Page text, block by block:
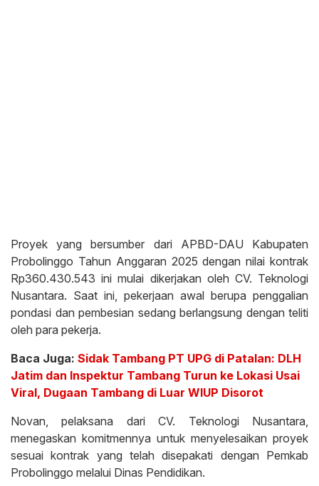
Proyek yang bersumber dari APBD-DAU Kabupaten
Probolinggo Tahun Anggaran 2025 dengan nilai kontrak
Rp360.430.543 ini mulai dikerjakan oleh CV. Teknologi
Nusantara. Saat ini, pekerjaan awal berupa penggalian
pondasi dan pembesian sedang berlangsung dengan teliti
oleh para pekerja.
Baca Juga: Sidak Tambang PT UPG di Patalan: DLH
Jatim dan Inspektur Tambang Turun ke Lokasi Usai
Viral, Dugaan Tambang di Luar WIUP Disorot
Novan, pelaksana dari CV. Teknologi Nusantara,
menegaskan komitmennya untuk menyelesaikan proyek
sesuai kontrak yang telah disepakati dengan Pemkab
Probolinggo melalui Dinas Pendidikan.